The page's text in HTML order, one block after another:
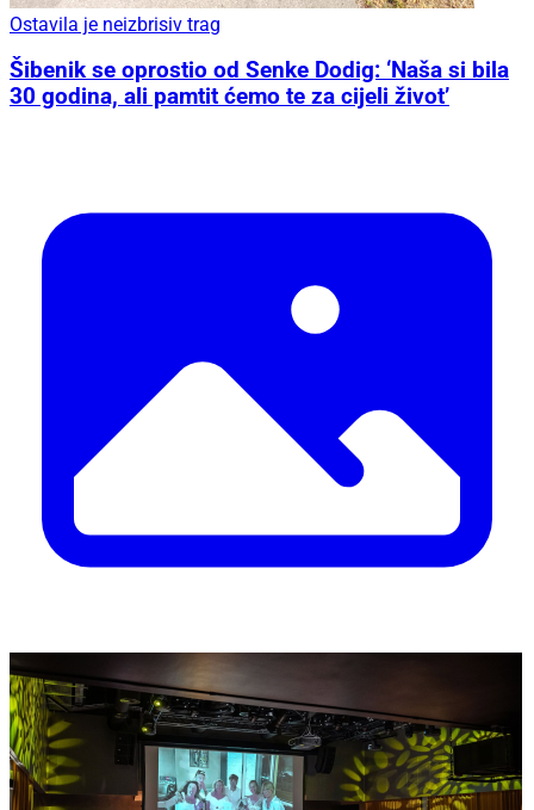
Ostavila je neizbrisiv trag
Šibenik se oprostio od Senke Dodig: ‘Naša si bila
30 godina, ali pamtit ćemo te za cijeli život’